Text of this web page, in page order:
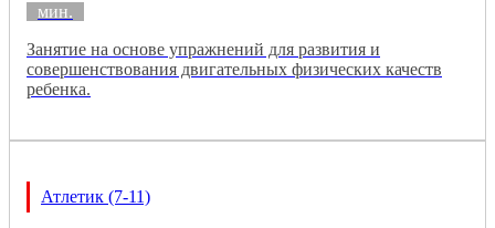
мин.
Занятие на основе упражнений для развития и
совершенствования двигательных физических качеств
ребенка.
Атлетик (7-11)